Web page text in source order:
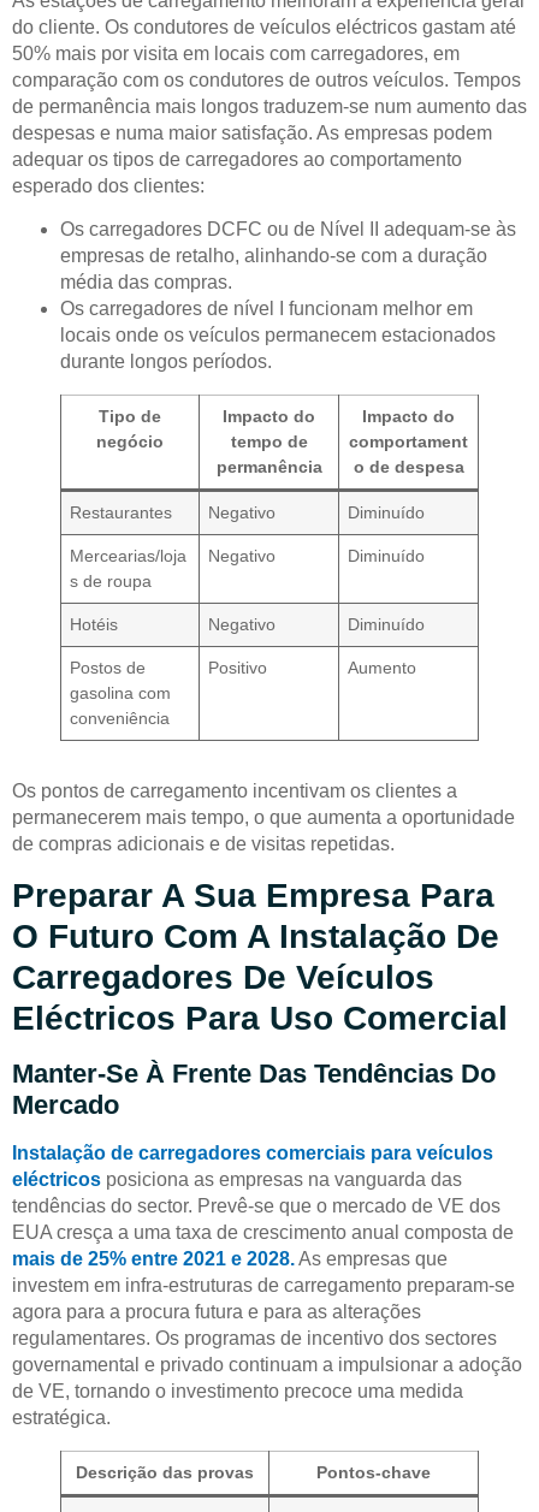
do cliente. Os condutores de veículos eléctricos gastam até
50% mais por visita em locais com carregadores, em
comparação com os condutores de outros veículos. Tempos
de permanência mais longos traduzem-se num aumento das
despesas e numa maior satisfação. As empresas podem
adequar os tipos de carregadores ao comportamento
esperado dos clientes:
Os carregadores DCFC ou de Nível II adequam-se às
empresas de retalho, alinhando-se com a duração
média das compras.
Os carregadores de nível I funcionam melhor em
locais onde os veículos permanecem estacionados
durante longos períodos.
Tipo de
negócio
Impacto do
tempo de
permanência
Impacto do
comportament
o de despesa
Restaurantes Negativo Diminuído
Mercearias/loja
s de roupa
Negativo Diminuído
Hotéis Negativo Diminuído
Postos de
gasolina com
conveniência
Positivo Aumento
Os pontos de carregamento incentivam os clientes a
permanecerem mais tempo, o que aumenta a oportunidade
de compras adicionais e de visitas repetidas.
Preparar A Sua Empresa Para
O Futuro Com A Instalação De
Carregadores De Veículos
Eléctricos Para Uso Comercial
Manter-Se À Frente Das Tendências Do
Mercado
Instalação de carregadores comerciais para veículos
eléctricos posiciona as empresas na vanguarda das
tendências do sector. Prevê-se que o mercado de VE dos
EUA cresça a uma taxa de crescimento anual composta de
mais de 25% entre 2021 e 2028.As empresas que
investem em infra-estruturas de carregamento preparam-se
agora para a procura futura e para as alterações
regulamentares. Os programas de incentivo dos sectores
governamental e privado continuam a impulsionar a adoção
de VE, tornando o investimento precoce uma medida
estratégica.
Descrição das provas Pontos-chave